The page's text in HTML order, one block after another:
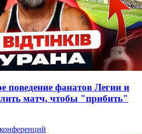
поведение фанатов Легии и
матч, чтобы "прибить"